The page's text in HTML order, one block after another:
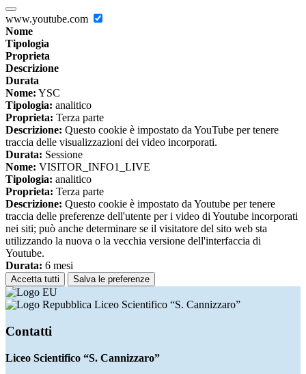
www.youtube.com
Nome
Tipologia
Proprieta
Descrizione
Durata
Nome: YSC
Tipologia: analitico
Proprieta: Terza parte
Descrizione: Questo cookie è impostato da YouTube per tenere
traccia delle visualizzazioni dei video incorporati.
Durata: Sessione
Nome: VISITOR_INFO1_LIVE
Tipologia: analitico
Proprieta: Terza parte
Descrizione: Questo cookie è impostato da Youtube per tenere
traccia delle preferenze dell'utente per i video di Youtube incorporati
nei siti; può anche determinare se il visitatore del sito web sta
utilizzando la nuova o la vecchia versione dell'interfaccia di
Youtube.
Durata: 6 mesi
Accetta tutti Salva le preferenze
Liceo Scientifico “S. Cannizzaro”
Contatti
Liceo Scientifico “S. Cannizzaro”